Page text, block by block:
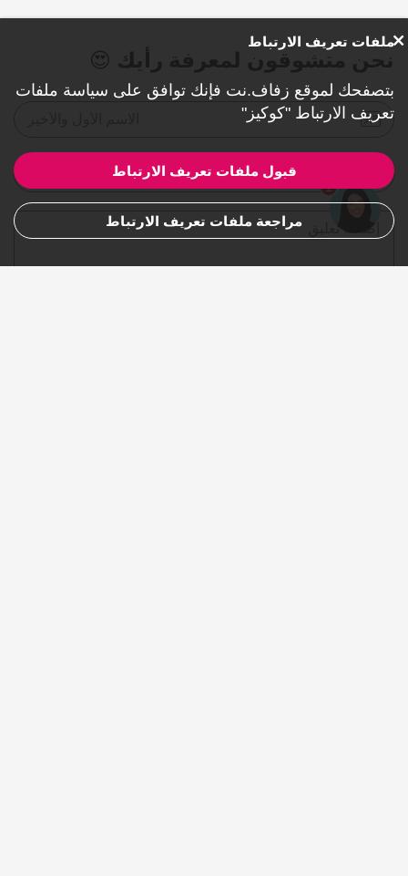
البريد الإلكتروني
ملفات تعريف الارتباط
بتصفحك لموقع زفاف.نت فإنك توافق على سياسة ملفات
تعريف الارتباط "كوكيز"
قبول ملفات تعريف الارتباط
مراجعة ملفات تعريف الارتباط
1